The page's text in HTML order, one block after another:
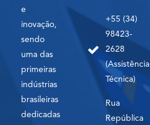
e
inovação,
sendo
uma das
primeiras
indústrias
brasileiras
dedicadas
+55 (34)
98423-
2628
(Assistência
Técnica)
Rua
República